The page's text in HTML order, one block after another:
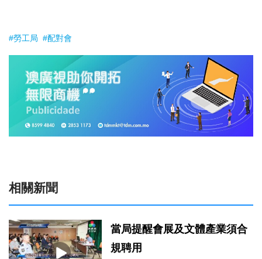
#勞工局 #配對會
相關新聞
當局提醒會展及文體產業須合
規聘用